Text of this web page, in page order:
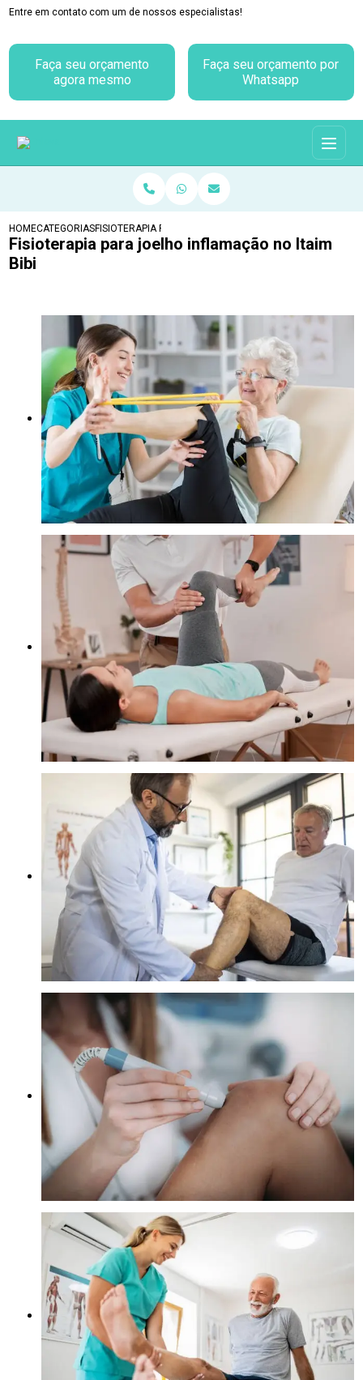
Entre em contato com um de nossos especialistas!
Faça seu orçamento
agora mesmo
Faça seu orçamento por
Whatsapp
HOMECATEGORIASFISIOTERAPIA PARA JOELHO INFLAMAÇÃO NO ITAIM BIBI
Fisioterapia para joelho inflamação no Itaim
Bibi